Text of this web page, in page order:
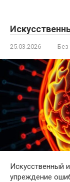
25.03.2026 Без
Искусственный
упреждение